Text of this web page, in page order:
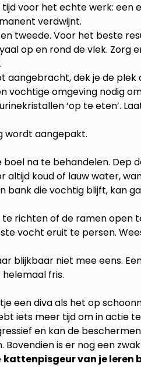
voor het echte werk:
verdwijnt.
tweede. Voor het beste
op en rond de vlek.
aangebracht, dek je de
omgeving nodig
‘op te eten’.
wordt aangepakt.
na te behandelen.
koud of lauw water,
bank die vochtig blijft, kan
richten of de ramen open
vocht eruit te persen.
blijkbaar niet mee eens.
fris.
een diva als het op
iets meer tijd om in actie
en kan de
is er nog een
kattenpisgeur van je leren